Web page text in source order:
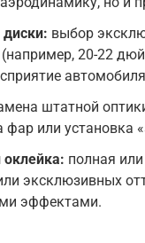
выбор
20-22
штатной
фар или установка
оклейка: полная
эксклюзивных
эффектами.